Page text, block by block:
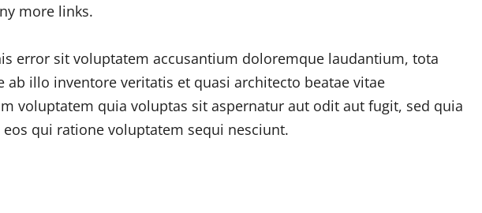
more links.
error sit voluptatem accusantium doloremque laudantium, tota
ab illo inventore veritatis et quasi architecto beatae vitae
voluptatem quia voluptas sit aspernatur aut odit aut fugit, sed quia
qui ratione voluptatem sequi nesciunt.